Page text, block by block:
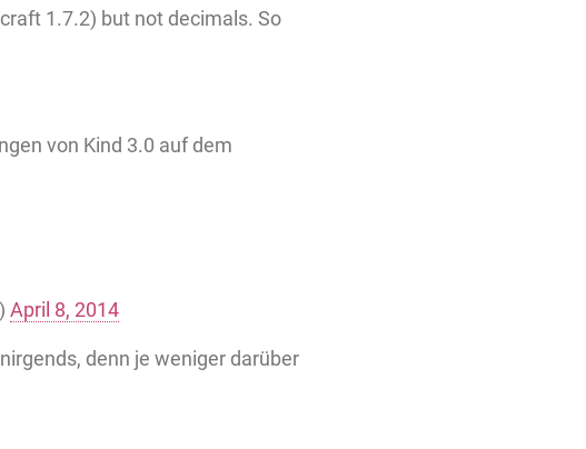
1.7.2) but not decimals. So
von Kind 3.0 auf dem
April 8, 2014
denn je weniger darüber